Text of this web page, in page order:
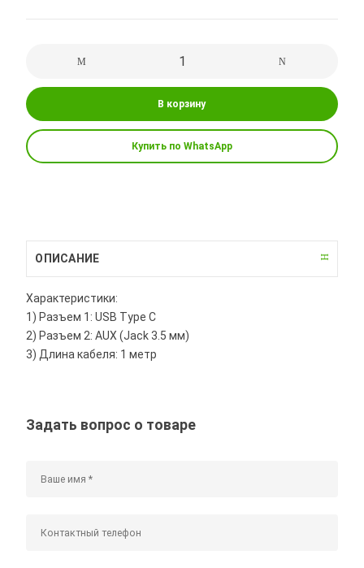
В корзину
Купить по WhatsApp
ОПИСАНИЕ
Характеристики:
1) Разъем 1: USB Type C
2) Разъем 2: AUX (Jack 3.5 мм)
3) Длина кабеля: 1 метр
Задать вопрос о товаре